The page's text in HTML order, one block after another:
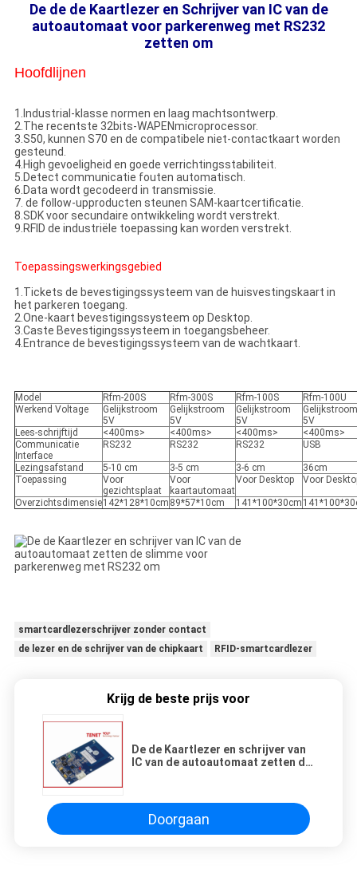
De de de Kaartlezer en Schrijver van IC van de
autoautomaat voor parkerenweg met RS232
zetten om
Hoofdlijnen
1.Industrial-klasse normen en laag machtsontwerp.
2.The recentste 32bits-WAPENmicroprocessor.
3.S50, kunnen S70 en de compatibele niet-contactkaart worden
gesteund.
4.High gevoeligheid en goede verrichtingsstabiliteit.
5.Detect communicatie fouten automatisch.
6.Data wordt gecodeerd in transmissie.
7. de follow-upproducten steunen SAM-kaartcertificatie.
8.SDK voor secundaire ontwikkeling wordt verstrekt.
9.RFID de industriële toepassing kan worden verstrekt.
Toepassingswerkingsgebied
1.Tickets de bevestigingssysteem van de huisvestingskaart in
het parkeren toegang.
2.One-kaart bevestigingssysteem op Desktop.
3.Caste Bevestigingssysteem in toegangsbeheer.
4.Entrance de bevestigingssysteem van de wachtkaart.
Model Rfm-200S Rfm-300S Rfm-100S
Rfm-100U
Werkend Voltage
Gelijkstroom
5V
Gelijkstroom
5V
Gelijkstroom
5V
Gelijkstroom
5V
Lees-schrijftijd
<400ms> <400ms> <400ms>
<400ms>
Communicatie
Interface
RS232 RS232 RS232 USB
Lezingsafstand 5-10 cm 3-5 cm 3-6 cm
36cm
Toepassing
Voor
gezichtsplaat
Voor
kaartautomaat
Voor Desktop Voor
Overzichtsdimensie142*128*10cm 89*57*10cm 141*100*30cm
smartcardlezerschrijver zonder contact
de lezer en de schrijver van de chipkaart
RFID-smartcardlezer
Krijg de beste prijs voor
De de Kaartlezer en schrijver van
IC van de autoautomaat zetten de
Doorgaan